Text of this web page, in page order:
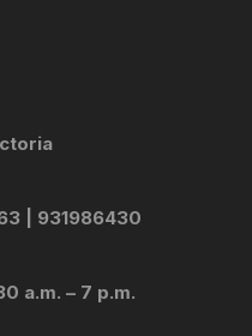
| 931986430
a.m. – 7 p.m.